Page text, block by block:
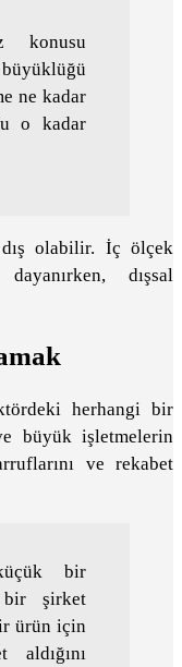
konusu
ne kadar
o kadar
olabilir. İç ölçek
dışsal
herhangi bir
büyük işletmelerin
ve rekabet
bir
bir şirket
ürün için